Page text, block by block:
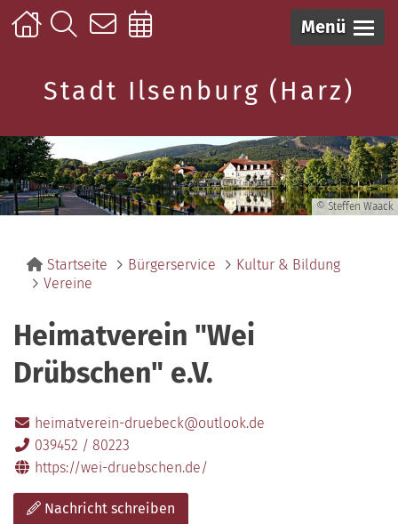
Menü
Stadt Ilsenburg (Harz)
© Steffen Waack
Startseite Bürgerservice
Kultur & Bildung
Vereine
Heimatverein "Wei
Drübschen" e.V.
heimatverein-druebeck@outlook.de
039452 / 80223
https://wei-druebschen.de/
Nachricht schreiben